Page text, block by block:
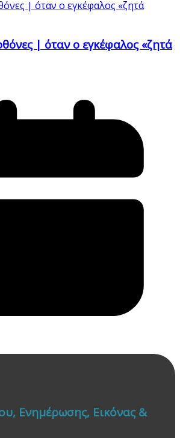
| όταν ο εγκέφαλος «ζητά
Ενημέρωσης, Εικόνας &